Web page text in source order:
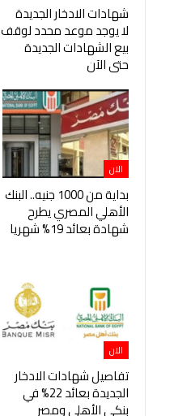
شهادات الادخار الجديدة
لا يوجد موعد محدد لوقف
بيع الشهادات الجديدة
حتى الآن
الان
بداية من 1000 جنيه.. البنك
الأهلي المصري يطرح
شهادة بعائد 19% شهريا
الان
تفاصيل شهادات الادخار
الجديدة بعائد 22% في
بنكي الأهلي ومصر